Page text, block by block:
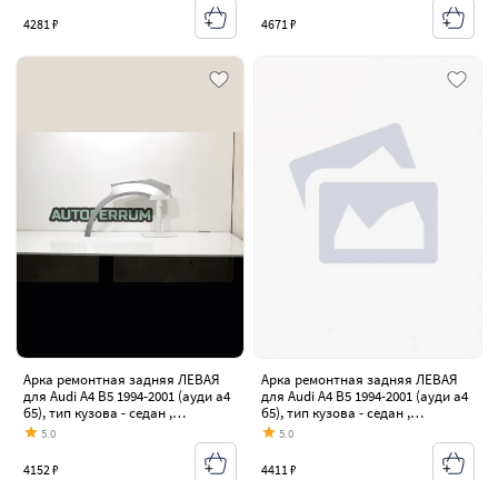
4281 ₽ 4671 ₽
Арка ремонтная задняя ЛЕВАЯ
для Audi A4 B5 1994-2001 (ауди а4
б5), тип кузова - седан ,
холоднокатаная сталь 0,8 мм
5.0
4152 ₽
Арка ремонтная задняя ЛЕВАЯ
для Audi A4 B5 1994-2001 (ауди а4
б5), тип кузова - седан ,
холоднокатаная сталь 1 мм
5.0
4411 ₽